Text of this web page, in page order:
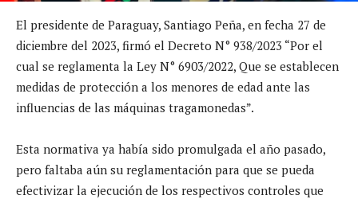
El presidente de Paraguay, Santiago Peña, en fecha 27 de
diciembre del 2023, firmó el Decreto N° 938/2023 “Por el
cual se reglamenta la Ley N° 6903/2022, Que se establecen
medidas de protección a los menores de edad ante las
influencias de las máquinas tragamonedas”.
Esta normativa ya había sido promulgada el año pasado,
pero faltaba aún su reglamentación para que se pueda
efectivizar la ejecución de los respectivos controles que